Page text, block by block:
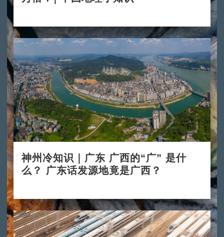
神州冷知识｜广东 广西的“广” 是什
么？ 广东话发源地竟是广西？